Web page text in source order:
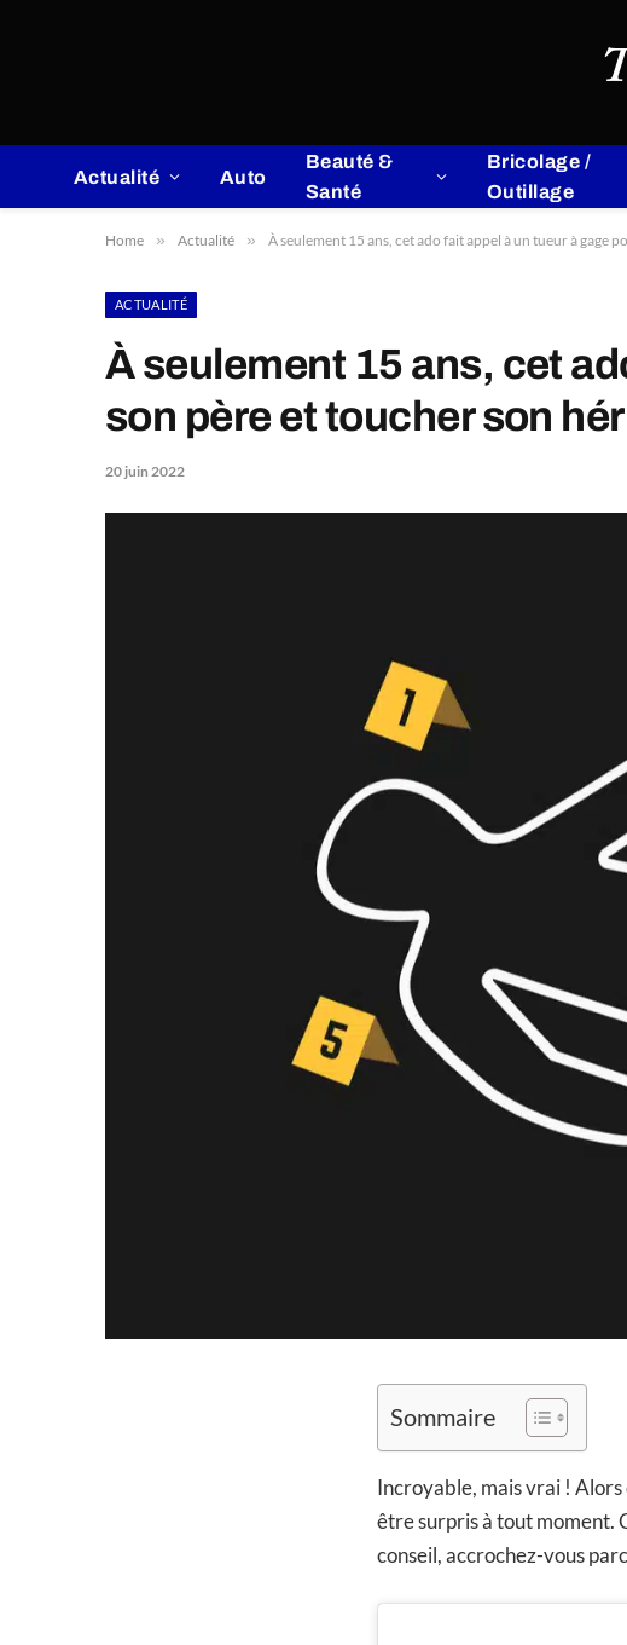
Actualité Auto
Beauté &
Santé
Bricolage /
Outillage
Home » Actualité » À seulement 15 ans, cet ado fait appel à un tueur à gage
ACTUALITÉ
À seulement 15 ans, cet
son père et toucher son
20 juin 2022
Sommaire
Incroyable, mais vrai !
être surpris à tout moment.
conseil, accrochez-vous